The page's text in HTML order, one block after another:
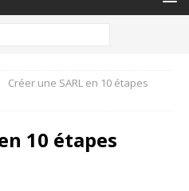
Créer une SARL en 10 étapes
10 étapes